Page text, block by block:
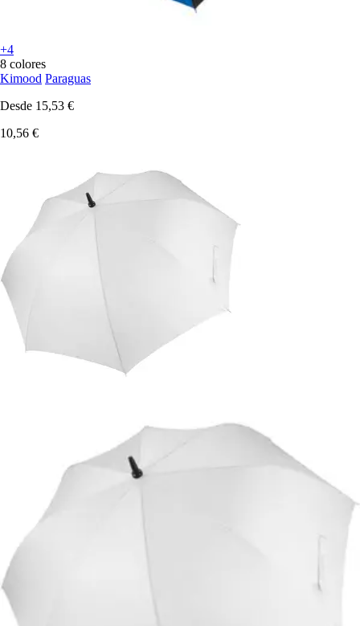
+4
8 colores
Kimood Paraguas
Desde 15,53 €
10,56 €